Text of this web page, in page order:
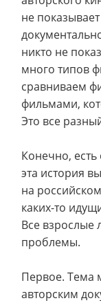
не
никто не
много типов
сравниваем
фильмами,
Это все
Конечно,
эта история
на
каких-то
Все взрослые
проблемы.
Первое. Тема
авторским